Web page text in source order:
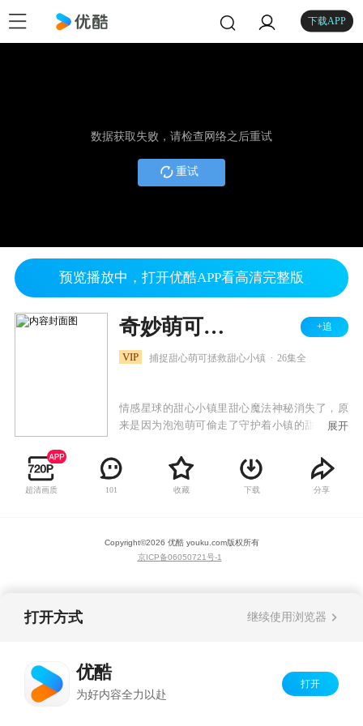
下载APP
数据获取失败，请检查网络之后重试
重试
预览播放中，打开优酷APP看高清完整版
奇妙萌可之魔法甜心 +追
VIP 捕捉甜心萌可拯救甜心小镇 26集全
情感星球的甜心小镇里甜心魔法神秘消失了，原
来是因为泡泡萌可偷走了守护着小镇的甜心水晶
萌可们都吸了进去，传送到了夏妮镇。皇室萌
可、闪闪萌可、绵绵萌可、软软萌可为了拯救甜
心小镇，来到地球寻找乐美公主的帮助。乐美在
章！
展开
超清画质 101 收藏 下载 分享
Copyright©2026 优酷 youku.com版权所有
京ICP备06050721号-1
打开方式 继续使用浏览器
优酷
为好内容全力以赴
打开